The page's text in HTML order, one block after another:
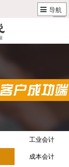
工业会计
成本会计
导航